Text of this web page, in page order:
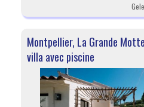
Montpellier, La Grande
villa avec piscine